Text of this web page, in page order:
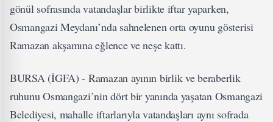
gönül sofrasında vatandaşlar birlikte iftar yaparken,
Osmangazi Meydanı’nda sahnelenen orta oyunu gösterisi
Ramazan akşamına eğlence ve neşe kattı.
BURSA (İGFA) - Ramazan ayının birlik ve beraberlik
ruhunu Osmangazi’nin dört bir yanında yaşatan Osmangazi
Belediyesi, mahalle iftarlarıyla vatandaşları aynı sofrada